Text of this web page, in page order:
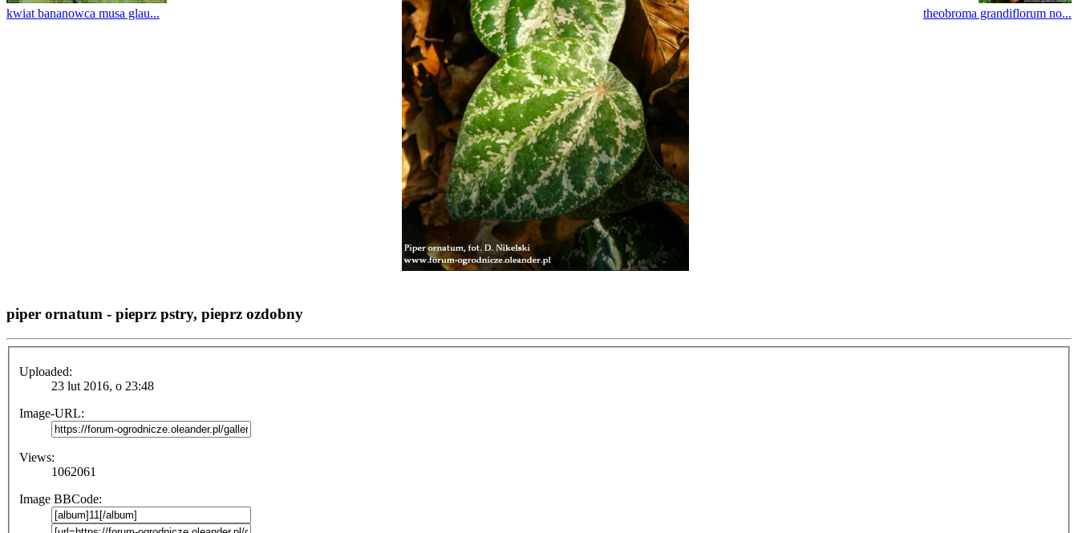
kwiat bananowca musa glau... theobroma grandiflorum no...
piper ornatum - pieprz pstry, pieprz ozdobny
Uploaded:
23 lut 2016, o 23:48
Image-URL:
Views:
1062061
Image BBCode: